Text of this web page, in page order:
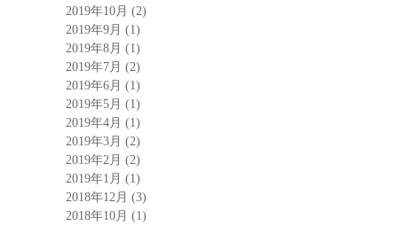
2019年10月 (2)
2019年9月 (1)
2019年8月 (1)
2019年7月 (2)
2019年6月 (1)
2019年5月 (1)
2019年4月 (1)
2019年3月 (2)
2019年2月 (2)
2019年1月 (1)
2018年12月 (3)
2018年10月 (1)